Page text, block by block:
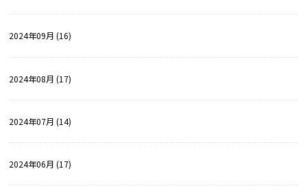
2024年09月 (16)
2024年08月 (17)
2024年07月 (14)
2024年06月 (17)